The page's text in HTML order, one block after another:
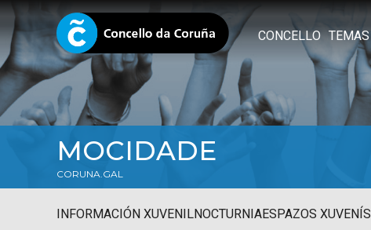
CONCELLO TEMAS
MOCIDADE
CORUNA.GAL
INFORMACIÓN XUVENILNOCTURNIAESPAZOS XUVENÍS